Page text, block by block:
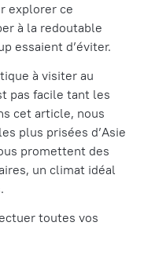
explorer ce
à la redoutable
essaient d’éviter.
à visiter au
pas facile tant les
cet article, nous
plus prisées d’Asie
promettent des
un climat idéal
toutes vos